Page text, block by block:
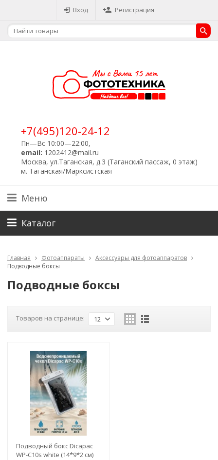
Вход Регистрация
+7(495)120-24-12
Пн—Вс 10:00—22:00,
email: 1202412@mail.ru
Москва, ул.Таганская, д.3 (Таганский пассаж, 0 этаж)
м. Таганская/Марксистская
Меню
Каталог
Главная Фотоаппараты
Аксессуары для фотоаппаратов
Подводные боксы
Подводные боксы
Товаров на странице: 12
Подводный бокс Dicapac
WP-C10s white (14*9*2 см)